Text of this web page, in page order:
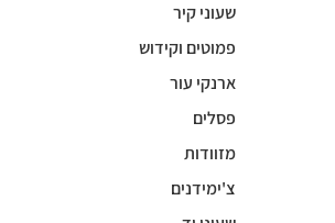
שעוני קיר
פמוטים וקידוש
ארנקי עור
פסלים
מזוודות
צ'ימידנים